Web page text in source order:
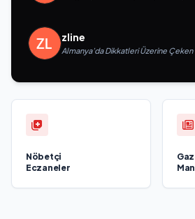
zline
Almanya’da Dikkatleri Üzerine Çeken
Nöbetçi
Eczaneler